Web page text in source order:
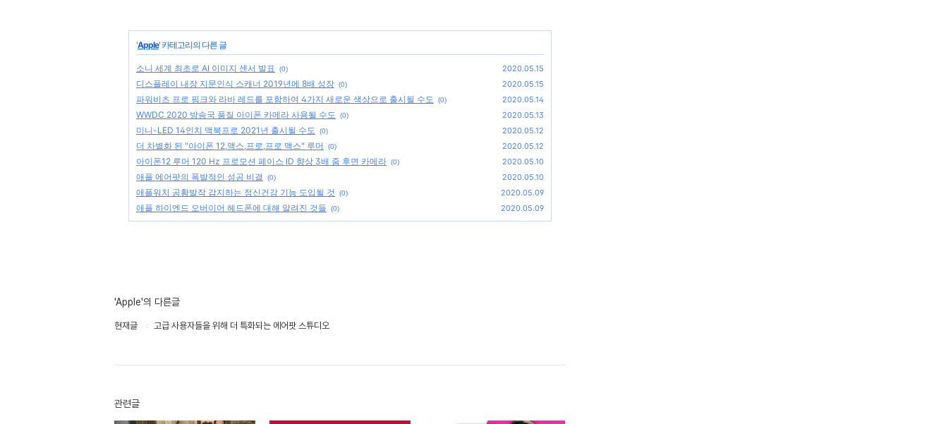
'Apple' 카테고리의 다른 글
소니 세계 최초로 AI 이미지 센서 발표 (0) 2020.05.15
디스플레이 내장 지문인식 스캐너 2019년에 8배 성장 (0) 2020.05.15
파워비츠 프로 핑크와 라바 레드를 포함하여 4가지 새로운 색상으로 출시될 수도 (0) 2020.05.14
WWDC 2020 방송국 품질 아이폰 카메라 사용될 수도 (0) 2020.05.13
미니-LED 14인치 맥북프로 2021년 출시될 수도 (0) 2020.05.12
더 차별화 된 "아이폰 12,맥스,프로,프로 맥스" 루머 (0) 2020.05.12
아이폰12 루머 120 Hz 프로모션 페이스 ID 향상 3배 줌 후면 카메라 (0) 2020.05.10
애플 에어팟의 폭발적인 성공 비결 (0) 2020.05.10
애플워치 공황발작 감지하는 정신건강 기능 도입될 것 (0) 2020.05.09
애플 하이엔드 오버이어 헤드폰에 대해 알려진 것들 (0) 2020.05.09
'Apple'의 다른글
현재글 고급 사용자들을 위해 더 특화되는 에어팟 스튜디오
관련글